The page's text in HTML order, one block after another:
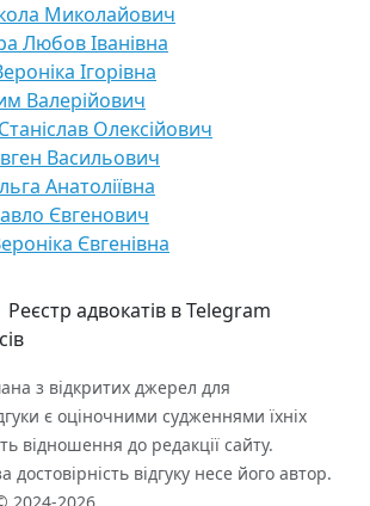
Миколайович
Любов Іванівна
Ігорівна
Валерійович
Олексійович
Васильович
Анатоліївна
Євгенович
Євгенівна
Реєстр адвокатів в Telegram
з відкритих джерел для
є оціночними судженнями їхніх
відношення до редакції сайту.
достовірність відгуку несе його автор.